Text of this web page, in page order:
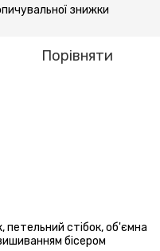
знижки
Порівняти
петельний стібок, об'ємна
бісером